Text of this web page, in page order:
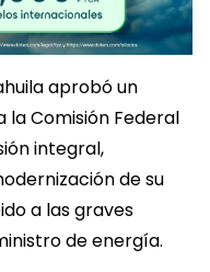
aprobó un
la Comisión Federal
integral,
de su
a las graves
de energía.